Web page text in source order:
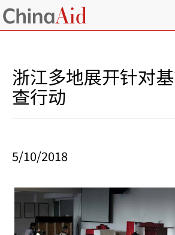
浙江多地展开针对
查行动
5/10/2018